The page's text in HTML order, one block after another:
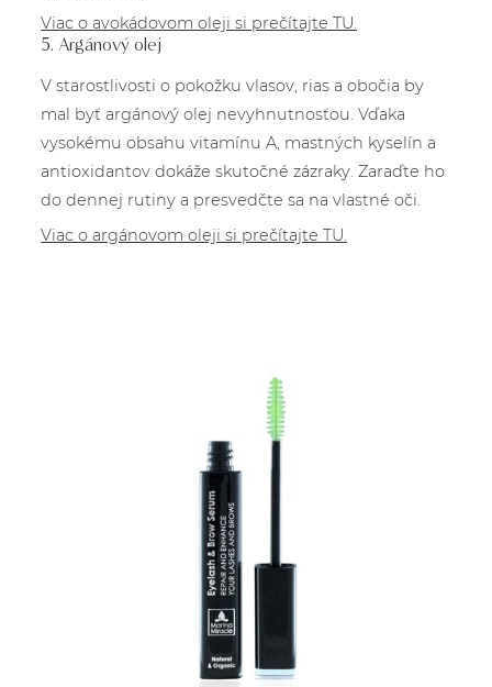
Viac o avokádovom oleji si prečítajte TU.
5. Argánový olej
V starostlivosti o pokožku vlasov, rias a obočia by
mal byť argánový olej nevyhnutnosťou. Vďaka
vysokému obsahu vitamínu A, mastných kyselín a
antioxidantov dokáže skutočné zázraky. Zaraďte ho
do dennej rutiny a presvedčte sa na vlastné oči.
Viac o argánovom oleji si prečítajte TU.